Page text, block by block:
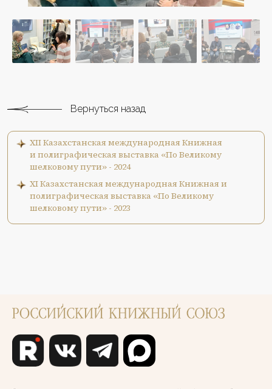
Вернуться назад
XII Казахстанская международная Книжная
и полиграфическая выставка «По Великому
шелковому пути» - 2024
XI Казахстанская международная Книжная и
полиграфическая выставка «По Великому
шелковому пути» - 2023